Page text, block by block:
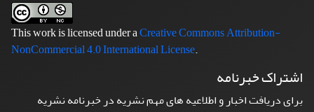
This work is licensed under aCreative Commons Attribution-
NonCommercial 4.0 International License.
اشتراک خبرنامه
برای دریافت اخبار و اطلاعیه های مهم نشریه در خبرنامه نشریه